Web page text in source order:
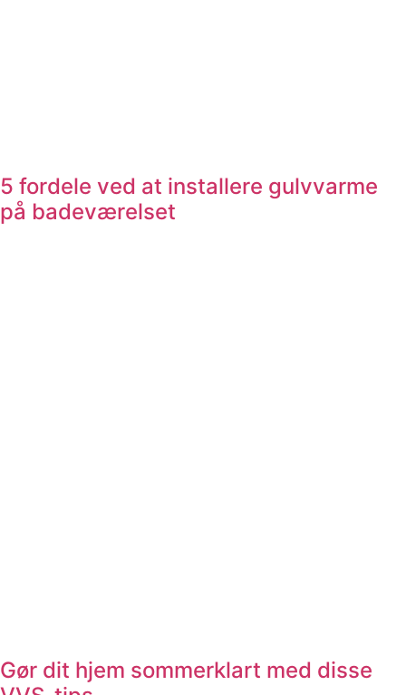
5 fordele ved at installere gulvvarme
på badeværelset
Gør dit hjem sommerklart med disse